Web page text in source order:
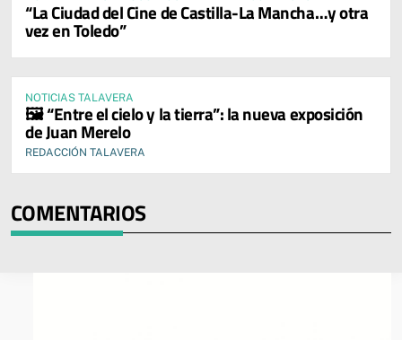
“La Ciudad del Cine de Castilla-La Mancha…y otra
vez en Toledo”
NOTICIAS TALAVERA
🖼️ “Entre el cielo y la tierra”: la nueva exposición
de Juan Merelo
REDACCIÓN TALAVERA
COMENTARIOS